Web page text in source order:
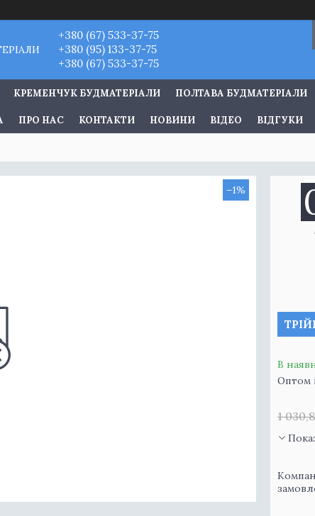
+380 (67) 533-37-75
+380 (95) 133-37-75
+380 (67) 533-37-75
КРЕМЕНЧУК БУДМАТЕРІАЛИ ПОЛТАВА БУДМАТЕРІАЛИ
ПРО НАС КОНТАКТИ НОВИНИ ВІДЕО ВІДГУКИ
–1%
В
Оптом
1